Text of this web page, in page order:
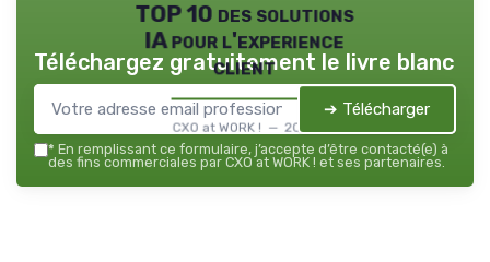
TOP 10 des solutions
IA pour l'experience
client
CXO at WORK ! — 2026
Téléchargez gratuitement le livre blanc
➔ Télécharger
* En remplissant ce formulaire, j’accepte d’être contacté(e) à
des fins commerciales par CXO at WORK ! et ses partenaires.